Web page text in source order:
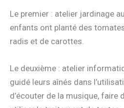
Le premier : atelier jardinage
enfants ont planté des
radis et de carottes.
Le deuxième : atelier
guidé leurs aînés dans
d’écouter de la musique, faire